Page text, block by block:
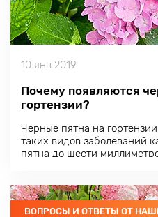
10 янв 2019
Почему появляются
гортензии?
Черные пятна на
таких видов заболеваний
пятна до шести
ВОПРОСЫ И ОТВЕТЫ ОТ